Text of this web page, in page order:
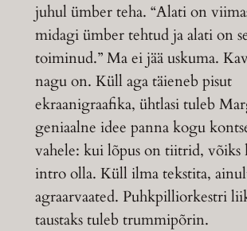
juhul ümber teha. “Alati on
midagi ümber tehtud ja alati on
toiminud.” Ma ei jää uskuma.
nagu on. Küll aga täieneb pisut
ekraanigraafika, ühtlasi tuleb
geniaalne idee panna kogu
vahele: kui lõpus on tiitrid, võiks
intro olla. Küll ilma tekstita,
agraarvaated. Puhkpilliorkestri
taustaks tuleb trummipõrin.